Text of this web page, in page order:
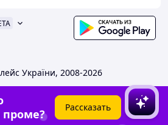
України, 2008-2026
проме?
Рассказать